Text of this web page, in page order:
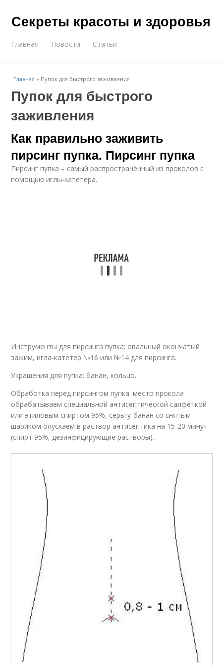
Секреты красоты и здоровья
Главная Новости Статьи
Главная » Пупок для быстрого заживления
Пупок для быстрого
заживления
Как правильно заживить
пирсинг пупка. Пирсинг пупка
Пирсинг пупка – самый распространённый из проколов с
помощью иглы-катетера.
Инструменты для пирсинга пупка: овальный окончатый
зажим, игла-катетер №16 или №14 для пирсинга.
Украшения для пупка: банан, кольцо.
Обработка перед пирсингом пупка: место прокола
обрабатываем специальной антисептической салфеткой
или этиловым спиртом 95%, серьгу-банан со снятым
шариком опускаем в раствор антисептика на 15-20 минут
(спирт 95%, дезинфицирующие растворы).